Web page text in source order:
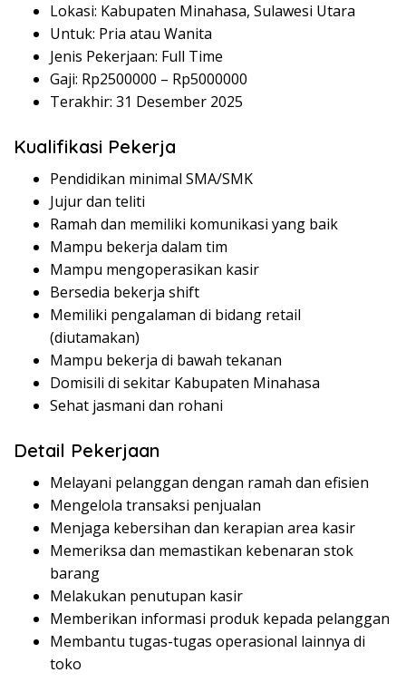
Lokasi: Kabupaten Minahasa, Sulawesi Utara
Untuk: Pria atau Wanita
Jenis Pekerjaan: Full Time
Gaji: Rp2500000 – Rp5000000
Terakhir: 31 Desember 2025
Kualifikasi Pekerja
Pendidikan minimal SMA/SMK
Jujur dan teliti
Ramah dan memiliki komunikasi yang baik
Mampu bekerja dalam tim
Mampu mengoperasikan kasir
Bersedia bekerja shift
Memiliki pengalaman di bidang retail
(diutamakan)
Mampu bekerja di bawah tekanan
Domisili di sekitar Kabupaten Minahasa
Sehat jasmani dan rohani
Detail Pekerjaan
Melayani pelanggan dengan ramah dan efisien
Mengelola transaksi penjualan
Menjaga kebersihan dan kerapian area kasir
Memeriksa dan memastikan kebenaran stok
barang
Melakukan penutupan kasir
Memberikan informasi produk kepada pelanggan
Membantu tugas-tugas operasional lainnya di
toko